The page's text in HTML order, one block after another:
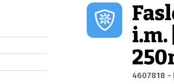
i.m.
4607818 -